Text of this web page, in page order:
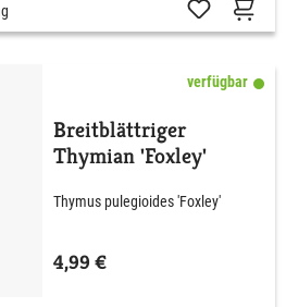
verfügbar
Breitblättriger
Thymian 'Foxley'
Thymus pulegioides 'Foxley'
4,99 €